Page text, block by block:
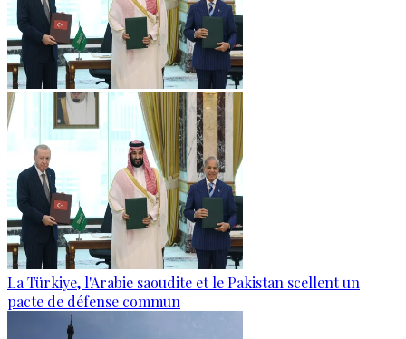
La Türkiye, l'Arabie saoudite et le Pakistan scellent un
pacte de défense commun